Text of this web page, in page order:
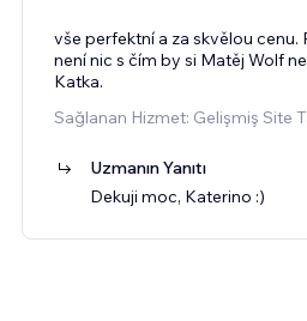
vše perfektní a za skvělou
není nic s čím by si Matěj Wolf
Katka.
Sağlanan Hizmet: Gelişmiş Site
Uzmanın Yanıtı
Dekuji moc, Katerino :)